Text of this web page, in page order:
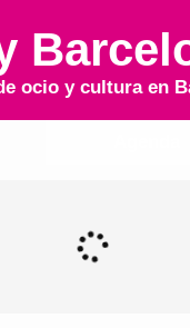
ocio y cultura en